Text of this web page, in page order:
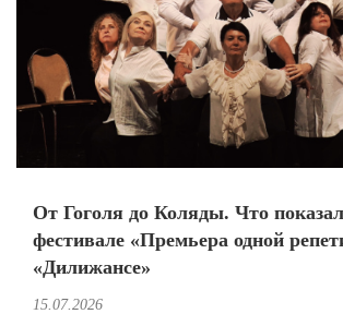
От Гоголя до Коляды. Что
фестивале «Премьера одной
«Дилижансе»
15.07.2026